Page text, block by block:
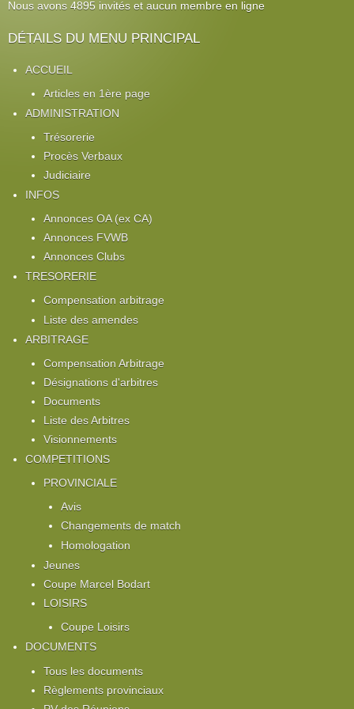
Nous avons 4895 invités et aucun membre en ligne
DÉTAILS DU MENU PRINCIPAL
ACCUEIL
Articles en 1ère page
ADMINISTRATION
Trésorerie
Procès Verbaux
Judiciaire
INFOS
Annonces OA (ex CA)
Annonces FVWB
Annonces Clubs
TRESORERIE
Compensation arbitrage
Liste des amendes
ARBITRAGE
Compensation Arbitrage
Désignations d'arbitres
Documents
Liste des Arbitres
Visionnements
COMPETITIONS
PROVINCIALE
Avis
Changements de match
Homologation
Jeunes
Coupe Marcel Bodart
LOISIRS
Coupe Loisirs
DOCUMENTS
Tous les documents
Règlements provinciaux